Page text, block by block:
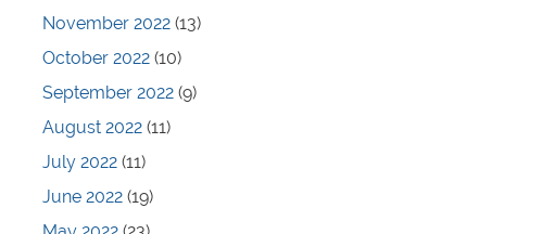
November 2022 (13)
October 2022 (10)
September 2022 (9)
August 2022 (11)
July 2022 (11)
June 2022 (19)